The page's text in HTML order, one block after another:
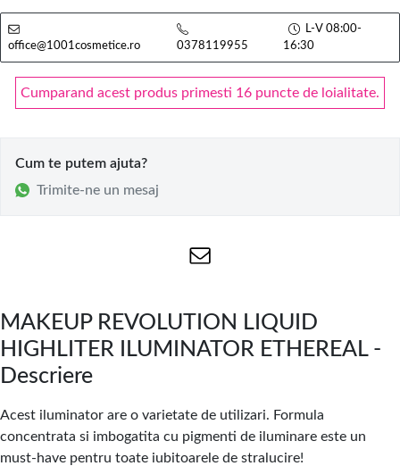
office@1001cosmetice.ro 0378119955
L-V 08:00-
16:30
Cumparand acest produs primesti 16 puncte de loialitate.
Cum te putem ajuta?
Trimite-ne un mesaj
MAKEUP REVOLUTION LIQUID
HIGHLITER ILUMINATOR ETHEREAL -
Descriere
Acest iluminator are o varietate de utilizari. Formula
concentrata si imbogatita cu pigmenti de iluminare este un
must-have pentru toate iubitoarele de stralucire!